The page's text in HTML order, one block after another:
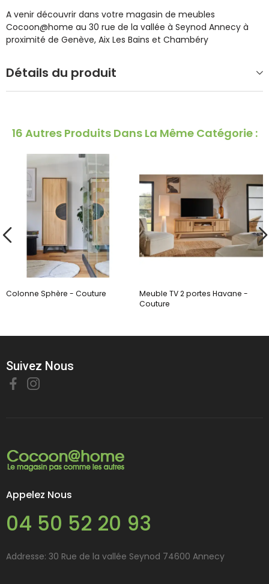
A venir découvrir dans votre magasin de meubles
Cocoon@home au 30 rue de la vallée à Seynod Annecy à
proximité de Genève, Aix Les Bains et Chambéry
Détails du produit
16 Autres Produits Dans La Même Catégorie :
Colonne Sphère - Couture
Meuble TV 2 portes Havane -
Couture
Suivez Nous
Appelez Nous
04 50 52 20 93
Addresse: 30 Rue de la vallée Seynod 74600 Annecy